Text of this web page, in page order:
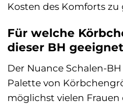
Kosten des Komforts zu
Für welche
dieser BH
Der Nuance Schalen-
Palette von
möglichst vielen Frauen